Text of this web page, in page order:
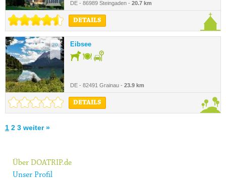
DE - 86989 Steingaden - 20.7 km
DETAILS
20. Eibsee
DE - 82491 Grainau - 23.9 km
DETAILS
1 2 3 weiter »
Über DOATRIP.de
Unser Profil